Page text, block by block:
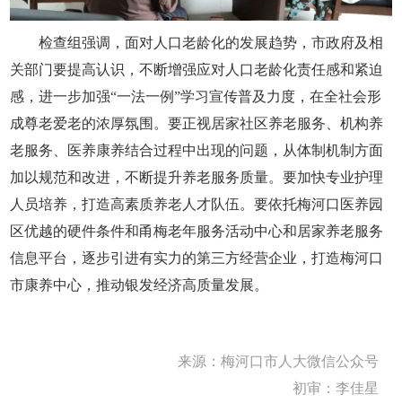
检查组强调，面对人口老龄化的发展趋势，市政府及相
关部门要提高认识，不断增强应对人口老龄化责任感和紧迫
感，进一步加强“一法一例”学习宣传普及力度，在全社会形
成尊老爱老的浓厚氛围。要正视居家社区养老服务、机构养
老服务、医养康养结合过程中出现的问题，从体制机制方面
加以规范和改进，不断提升养老服务质量。要加快专业护理
人员培养，打造高素质养老人才队伍。要依托梅河口医养园
区优越的硬件条件和甬梅老年服务活动中心和居家养老服务
信息平台，逐步引进有实力的第三方经营企业，打造梅河口
市康养中心，推动银发经济高质量发展。
来源： 梅河口市人大微信公众号
初审：李佳星